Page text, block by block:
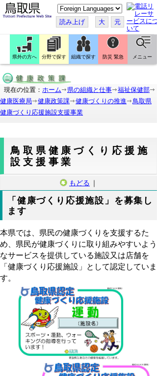
こ
の
ペ
ー
ジ
翻
訳
す
読み上げ 大 元
県外の方へ 分野で探す 組織で探す 防災 緊急 メニュー
現在の位置： ホーム 県の組織と仕事
福祉保健部
健康医療局
健康政策課 健康づくりの推進
鳥取県
健康づくり応援施設支援事業
鳥取県健康づくり応援施
設支援事業
もどる ｜
「健康づくり応援施設」を募集し
ます
本県では、県民の健康づくりを支援するた
め、県民が健康づくりに取り組みやすいよう
なサービスを提供している施設又は店舗を
「健康づくり応援施設」として認定していま
す。